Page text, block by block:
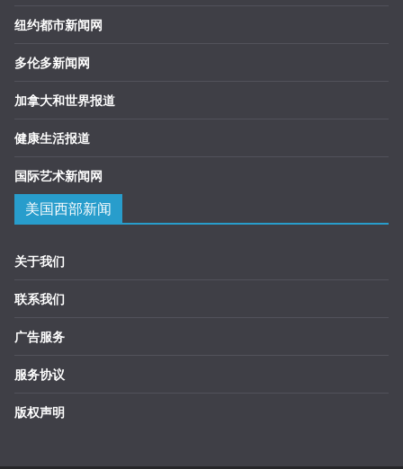
纽约都市新闻网
多伦多新闻网
加拿大和世界报道
健康生活报道
国际艺术新闻网
美国西部新闻
关于我们
联系我们
广告服务
服务协议
版权声明